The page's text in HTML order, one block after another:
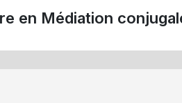
en Médiation